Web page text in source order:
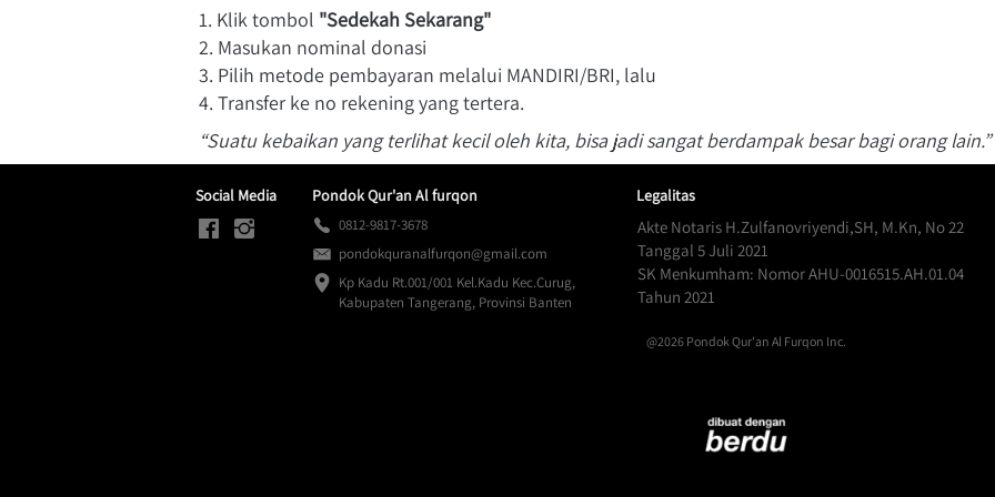
1. Klik tombol "Sedekah Sekarang"
2. Masukan nominal donasi
3. Pilih metode pembayaran melalui MANDIRI/BRI, lalu
4. Transfer ke no rekening yang tertera.
“Suatu kebaikan yang terlihat kecil oleh kita, bisa jadi sangat berdampak besar bagi orang lain.”
Social Media Pondok Qur'an Al furqon
0812-9817-3678
pondokquranalfurqon@gmail.com
Kp Kadu Rt.001/001 Kel.Kadu Kec.Curug,
Kabupaten Tangerang, Provinsi Banten
Legalitas
Akte Notaris H.Zulfanovriyendi,SH, M.Kn, No 22
Tanggal 5 Juli 2021
SK Menkumham: Nomor AHU-0016515.AH.01.04
Tahun 2021
@2026 Pondok Qur'an Al Furqon Inc.